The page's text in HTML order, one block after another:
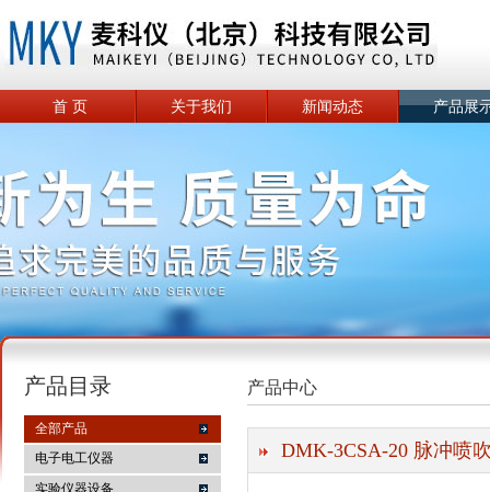
首 页 关于我们 新闻动态 产品展
产品目录
全部产品
电子电工仪器
实验仪器设备
产品中心
DMK-3CSA-20 脉冲喷